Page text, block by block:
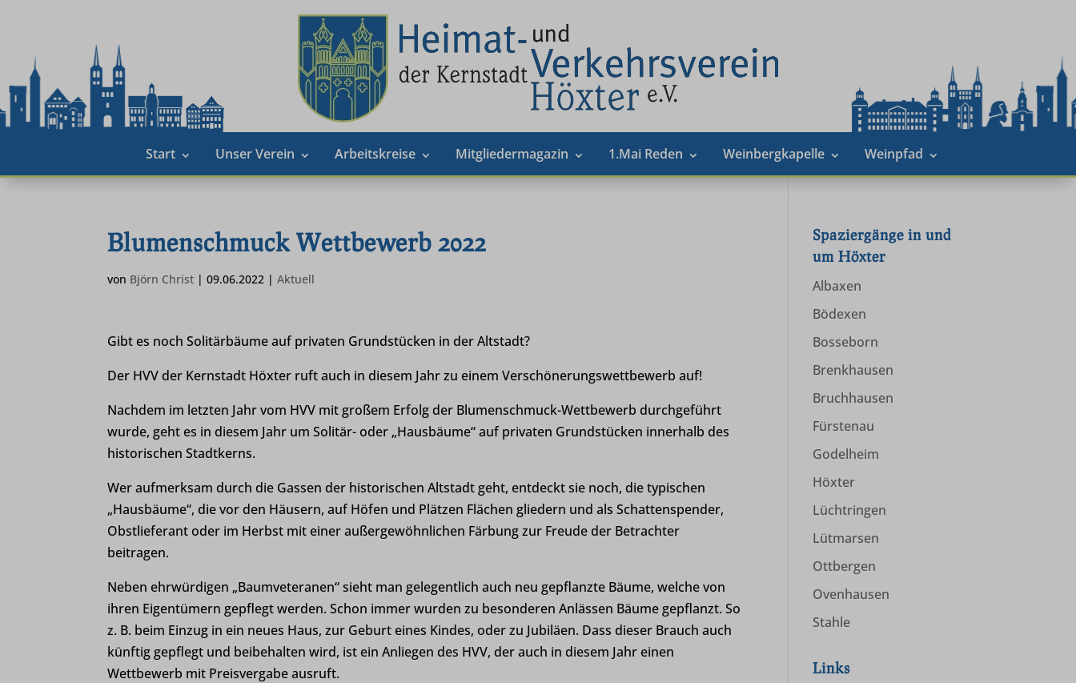
Start Unser Verein Arbeitskreise Mitgliedermagazin 1.Mai Reden Weinbergkapelle Weinpfad
Blumenschmuck Wettbewerb 2022
von Björn Christ |09.06.2022 |Aktuell
Gibt es noch Solitärbäume auf privaten Grundstücken in der Altstadt?
Der HVV der Kernstadt Höxter ruft auch in diesem Jahr zu einemVerschönerungswettbewerb auf!
Nachdem im letzten Jahr vom HVV mit großem Erfolg der Blumenschmuck-Wettbewerbdurchgeführt
wurde, geht es in diesem Jahr um Solitär- oder „Hausbäume“ auf privaten Grundstücken innerhalb des
historischen Stadtkerns.
Wer aufmerksam durch die Gassen der historischen Altstadt geht, entdeckt sie noch, die typischen
„Hausbäume“,die vor den Häusern, auf Höfen und Plätzen Flächen gliedern und als Schattenspender,
Obstlieferant oder im Herbst mit einer außergewöhnlichen Färbung zur Freude der Betrachter
beitragen.
Neben ehrwürdigen „Baumveteranen“ sieht man gelegentlich auch neu gepflanzte Bäume, welche von
ihren Eigentümern gepflegt werden. Schon immer wurden zu besonderen Anlässen Bäume gepflanzt. So
z. B. beim Einzug in ein neues Haus, zur Geburt eines Kindes, oder zu Jubiläen. Dass dieser Brauch auch
künftig gepflegt und beibehalten wird, ist ein Anliegen des HVV, der auch in diesem Jahr einen
Wettbewerb mit Preisvergabe ausruft.
Spaziergänge in und
um Höxter
Albaxen
Bödexen
Bosseborn
Brenkhausen
Bruchhausen
Fürstenau
Godelheim
Höxter
Lüchtringen
Lütmarsen
Ottbergen
Ovenhausen
Stahle
Links